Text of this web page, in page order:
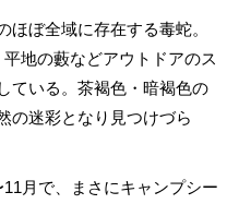
ぼ全域に存在する毒蛇。
地の藪などアウトドアのス
ている。茶褐色・暗褐色の
の迷彩となり見つけづら
月で、まさにキャンプシー